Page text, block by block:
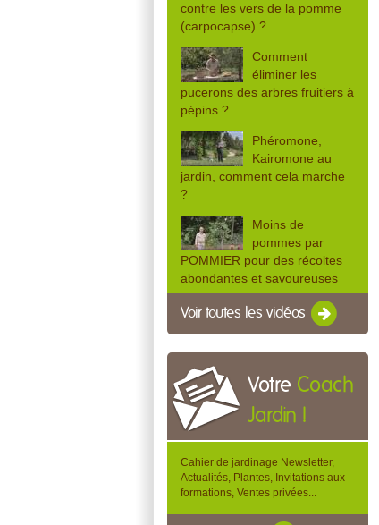
contre les vers de la pomme
(carpocapse) ?
Comment
éliminer les
pucerons des arbres fruitiers à
pépins ?
Phéromone,
Kairomone au
jardin, comment cela marche
?
Moins de
pommes par
POMMIER pour des récoltes
abondantes et savoureuses
Voir toutes les vidéos
Votre Coach
Jardin !
Cahier de jardinage Newsletter,
Actualités, Plantes, Invitations aux
formations, Ventes privées...